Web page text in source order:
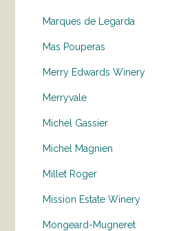
Marques de Legarda
Mas Pouperas
Merry Edwards Winery
Merryvale
Michel Gassier
Michel Magnien
Millet Roger
Mission Estate Winery
Mongeard-Mugneret